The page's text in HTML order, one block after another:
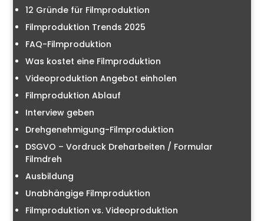
12 Gründe für Filmproduktion
Filmproduktion Trends 2025
FAQ-Filmproduktion
Was kostet eine Filmproduktion
Videoproduktion Angebot einholen
Filmproduktion Ablauf
Interview geben
Drehgenehmigung-Filmproduktion
DSGVO – Vordruck Dreharbeiten / Formular
Filmdreh
Ausbildung
Unabhängige Filmproduktion
Filmproduktion vs. Videoproduktion